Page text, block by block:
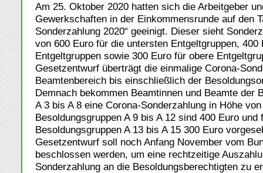
Am 25. Oktober 2020 hatten sich die Arbeitgeber
Gewerkschaften in der Einkommensrunde auf den
Sonderzahlung 2020“ geeinigt. Dieser sieht
von 600 Euro für die untersten Entgeltgruppen, 400
Entgeltgruppen sowie 300 Euro für obere
Gesetzentwurf überträgt die einmalige Corona-
Beamtenbereich bis einschließlich der
Demnach bekommen Beamtinnen und Beamte der
A 3 bis A 8 eine Corona-Sonderzahlung in Höhe
Besoldungsgruppen A 9 bis A 12 sind 400 Euro und
Besoldungsgruppen A 13 bis A 15 300 Euro
Gesetzentwurf soll noch Anfang November vom
beschlossen werden, um eine rechtzeitige
Sonderzahlung an die Besoldungsberechtigten zu